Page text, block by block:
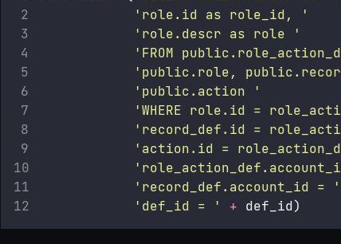
' role.id as role_id,
'
' role.descr as role
'
' FROM
' public.role,
' public.action
'
'WHERE role.id =
' record_def.id =
' action.id =
'
' record_def.account_id = '
' def_id = ' + def_id)